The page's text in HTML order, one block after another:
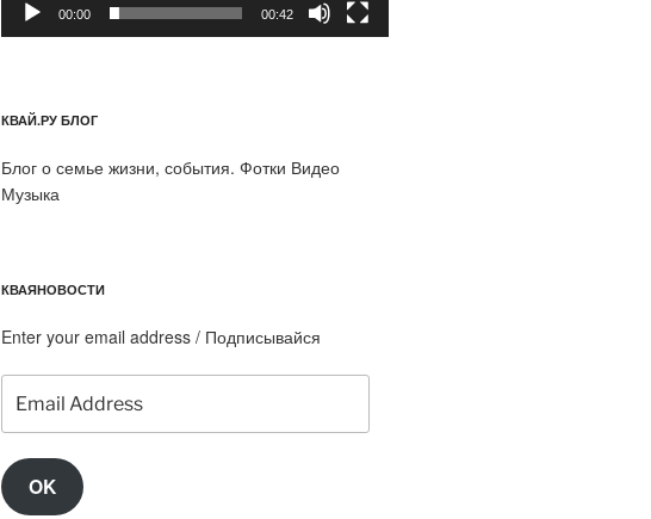
00:00 00:42
КВАЙ.РУ БЛОГ
Блог о семье жизни, события. Фотки Видео
Музыка
КВАЯНОВОСТИ
Enter your email address / Подписывайся
Address
OK